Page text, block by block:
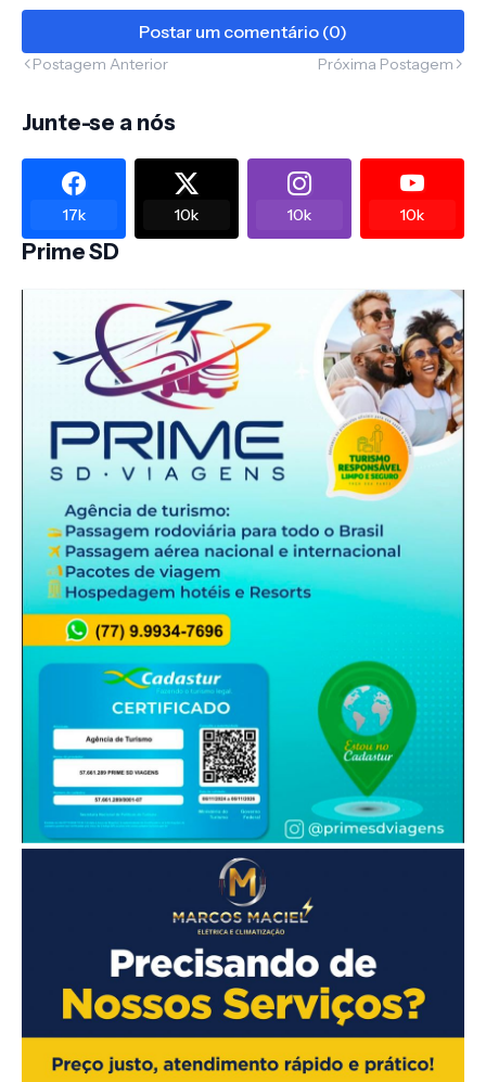
Postar um comentário (0)
Postagem Anterior Próxima Postagem
Junte-se a nós
17k 10k 10k 10k
Prime SD